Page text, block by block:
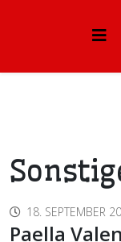
18. SEPTEMBER
Paella